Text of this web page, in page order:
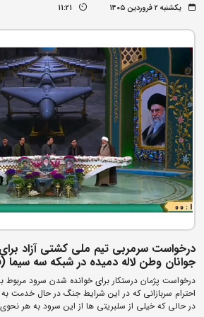
یکشنبه ۲ فروردین ۱۴۰۵ 11:21
درخواست سرمربی تیم ملی کشتی آزاد
جوانان وطن لاله دمیده در شبکه سه سیما
درخواست پژمان درستکار برای خوانده شدن سرود
احترام سربازانی که در این شرایط جنگ در حال خدمت
در حالی که خیلی از سلبریتی ها از این سرود به هر